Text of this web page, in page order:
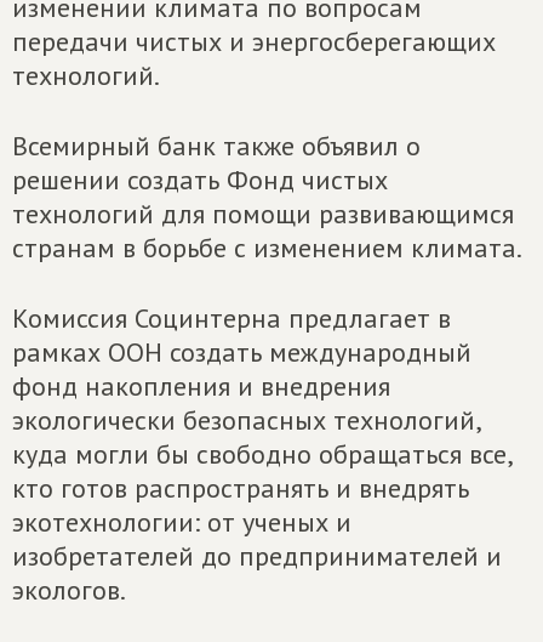
изменении климата по вопросам
передачи чистых и энергосберегающих
технологий.
Всемирный банк также объявил о
решении создать Фонд чистых
технологий для помощи развивающимся
странам в борьбе с изменением климата.
Комиссия Социнтерна предлагает в
рамках ООН создать международный
фонд накопления и внедрения
экологически безопасных технологий,
куда могли бы свободно обращаться все,
кто готов распространять и внедрять
экотехнологии: от ученых и
изобретателей до предпринимателей и
экологов.